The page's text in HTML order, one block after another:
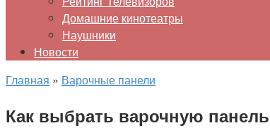
Домашние кинотеатры
Наушники
Новости
Главная » Варочные панели
Как выбрать варочную